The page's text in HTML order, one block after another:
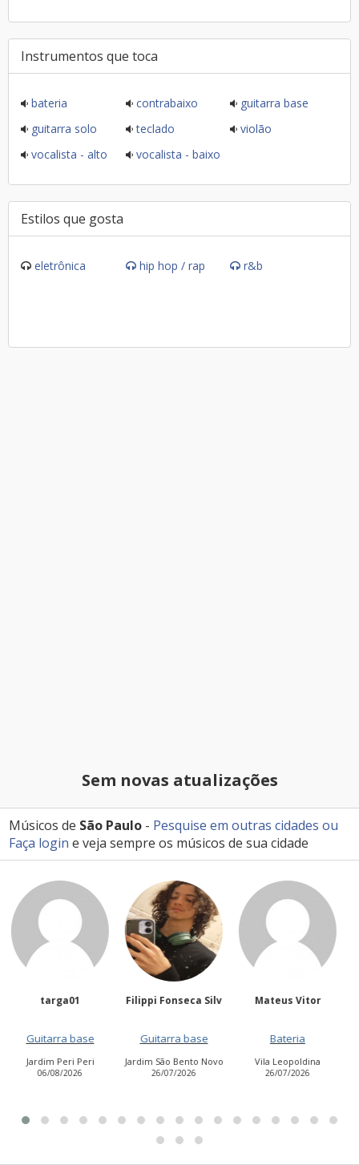
Instrumentos que toca
bateria contrabaixo
guitarra base
guitarra solo
teclado
violão
vocalista - alto
vocalista - baixo
Estilos que gosta
eletrônica hip hop / rap r&b
Sem novas atualizações
Músicos de São Paulo - Pesquise em outras cidades ou
Faça login e veja sempre os músicos de sua cidade
Filippi Fonseca Silv
Guitarra base
Jardim São Bento Novo
26/07/2026
Mateus Vitor
Bateria
Vila Leopoldina
26/07/2026
Anailuj Avlis
Vocalista - Baixo
Jardim Aurora (Zona
Leste)